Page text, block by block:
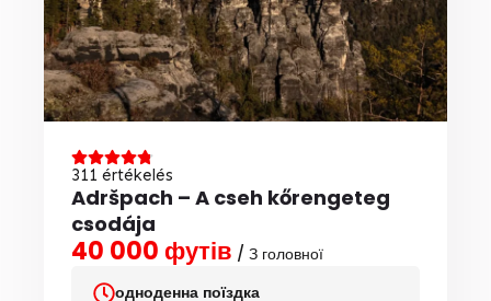
311 értékelés
Adršpach – A cseh kőrengeteg
csodája
40 000 футів / З головної
одноденна поїздка